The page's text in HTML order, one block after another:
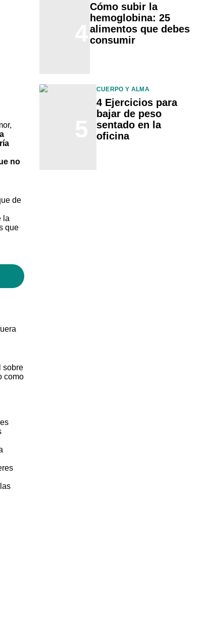
,
no
de
la
que
sobre
como
Cómo subir la
hemoglobina: 25
alimentos que debes
consumir
CUERPO Y ALMA
4 Ejercicios para
bajar de peso
sentado en la
oficina